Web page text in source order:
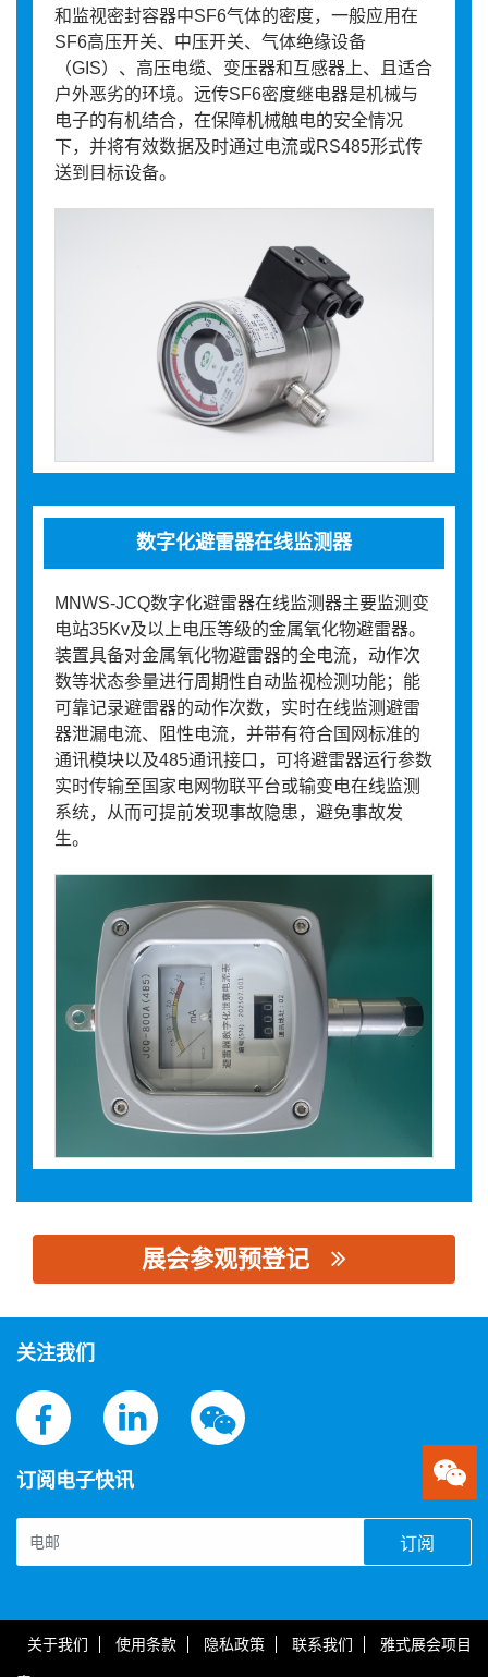
和监视密封容器中SF6气体的密度，一般应用在
SF6高压开关、中压开关、气体绝缘设备
（GIS）、高压电缆、变压器和互感器上、且适合
户外恶劣的环境。远传SF6密度继电器是机械与
电子的有机结合，在保障机械触电的安全情况
下，并将有效数据及时通过电流或RS485形式传
送到目标设备。
数字化避雷器在线监测器
MNWS-JCQ数字化避雷器在线监测器主要监测变
电站35Kv及以上电压等级的金属氧化物避雷器。
装置具备对金属氧化物避雷器的全电流，动作次
数等状态参量进行周期性自动监视检测功能；能
可靠记录避雷器的动作次数，实时在线监测避雷
器泄漏电流、阻性电流，并带有符合国网标准的
通讯模块以及485通讯接口，可将避雷器运行参数
实时传输至国家电网物联平台或输变电在线监测
系统，从而可提前发现事故隐患，避免事故发
生。
展会参观预登记
关注我们
订阅电子快讯
订阅
关于我们 使用条款 隐私政策 联系我们 雅式展会项目